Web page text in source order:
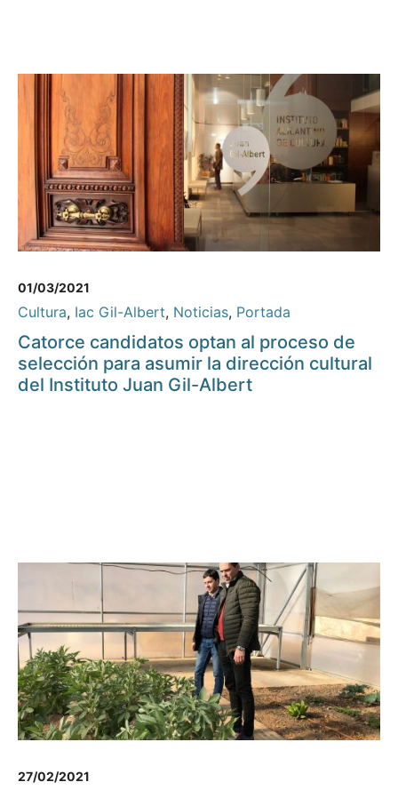
01/03/2021
Cultura, Iac Gil-Albert, Noticias, Portada
Catorce candidatos optan al proceso de
selección para asumir la dirección cultural
del Instituto Juan Gil-Albert
27/02/2021